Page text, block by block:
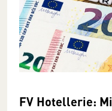
FV Hotellerie: